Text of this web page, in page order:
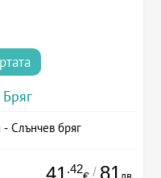
Слънчев бряг
41.42 / 81